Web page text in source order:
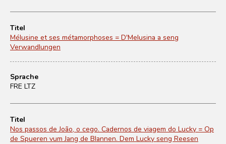
Titel
Mélusine et ses métamorphoses = D'Melusina a seng
Verwandlungen
Sprache
FRE LTZ
Titel
Nos passos de João, o cego. Cadernos de viagem do Lucky = Op
de Spueren vum Jang de Blannen. Dem Lucky seng Reesen